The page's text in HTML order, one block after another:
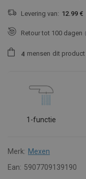
Levering van: 12.99 €
Retour tot 100 dagen
4 mensen dit
1-functie
Merk: Mexen
Ean: 5907709139190